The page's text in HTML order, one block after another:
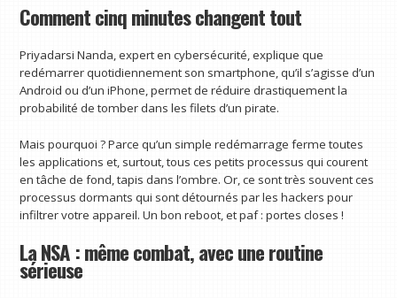
Comment cinq minutes changent tout
Priyadarsi Nanda, expert en cybersécurité, explique que
redémarrer quotidiennement son smartphone, qu’il s’agisse d’un
Android ou d’un iPhone, permet de réduire drastiquement la
probabilité de tomber dans les filets d’un pirate.
Mais pourquoi ? Parce qu’un simple redémarrage ferme toutes
les applications et, surtout, tous ces petits processus qui courent
en tâche de fond, tapis dans l’ombre. Or, ce sont très souvent ces
processus dormants qui sont détournés par les hackers pour
infiltrer votre appareil. Un bon reboot, et paf : portes closes !
La NSA : même combat, avec une routine
sérieuse